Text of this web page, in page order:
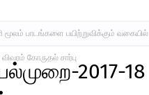
மூலம் பாடங்களை பயிற்றுவிக்கும் வகையில்
கோருதல் சார்பு
2017-18